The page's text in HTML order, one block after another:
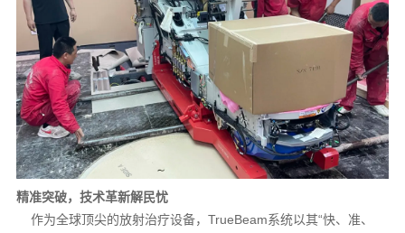
精准突破，技术革新解民忧
作为全球顶尖的放射治疗设备，TrueBeam系统以其“快、准、